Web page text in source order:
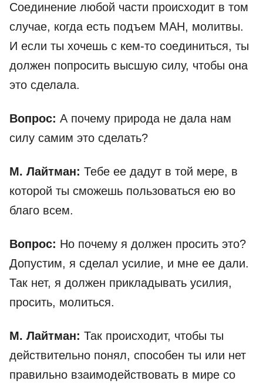
Соединение любой части происходит в том
случае, когда есть подъем МАН, молитвы.
И если ты хочешь с кем-то соединиться, ты
должен попросить высшую силу, чтобы она
это сделала.
Вопрос: А почему природа не дала нам
силу самим это сделать?
М. Лайтман: Тебе ее дадут в той мере, в
которой ты сможешь пользоваться ею во
благо всем.
Вопрос: Но почему я должен просить это?
Допустим, я сделал усилие, и мне ее дали.
Так нет, я должен прикладывать усилия,
просить, молиться.
М. Лайтман: Так происходит, чтобы ты
действительно понял, способен ты или нет
правильно взаимодействовать в мире со